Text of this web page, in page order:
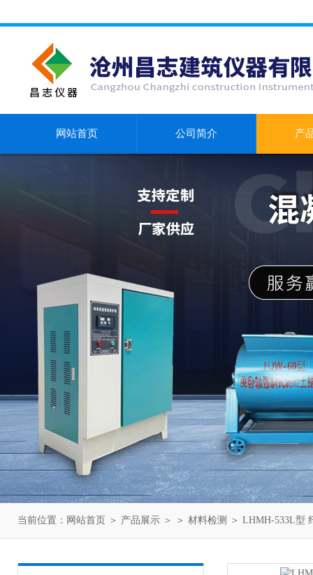
网站首页 公司简介 产
当前位置： 网站首页 ＞ 产品展示 ＞ ＞ 材料检测 ＞ LHMH-533L型